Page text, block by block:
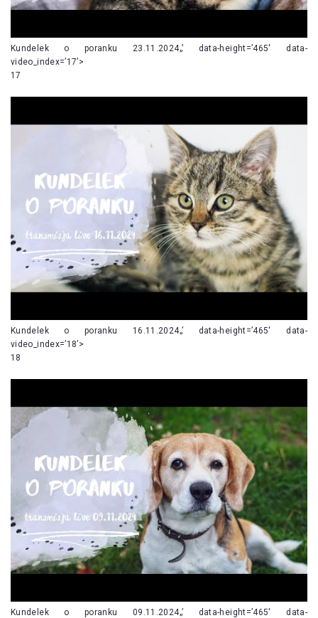
Kundelek o poranku 23.11.2024„’ data-height=’465′ data-
video_index=’17’>
17
Kundelek o poranku 16.11.2024„’ data-height=’465′ data-
video_index=’18’>
18
Kundelek o poranku 09.11.2024„’ data-height=’465′ data-